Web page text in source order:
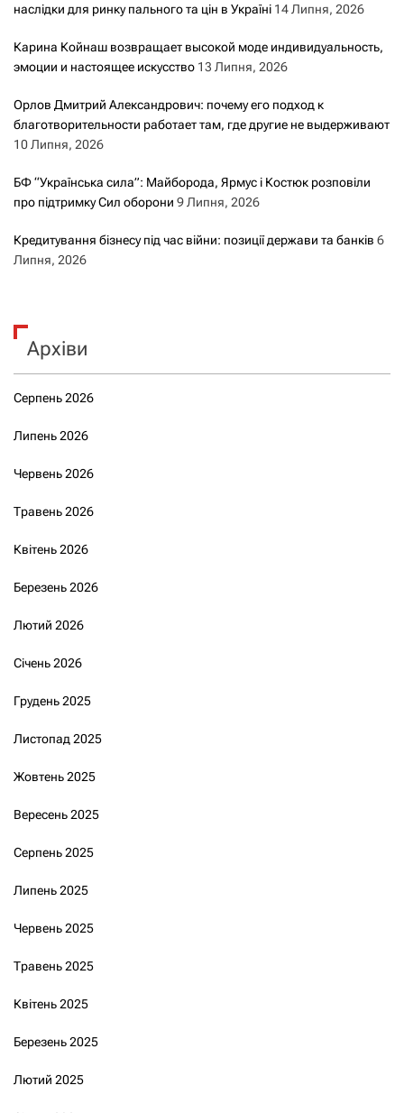
наслідки для ринку пального та цін в Україні 14 Липня, 2026
Карина Койнаш возвращает высокой моде индивидуальность,
эмоции и настоящее искусство 13 Липня, 2026
Орлов Дмитрий Александрович: почему его подход к
благотворительности работает там, где другие не выдерживают
10 Липня, 2026
БФ “Українська сила”: Майборода, Ярмус і Костюк розповіли
про підтримку Сил оборони 9 Липня, 2026
Кредитування бізнесу під час війни: позиції держави та банків 6
Липня, 2026
Архіви
Серпень 2026
Липень 2026
Червень 2026
Травень 2026
Квітень 2026
Березень 2026
Лютий 2026
Січень 2026
Грудень 2025
Листопад 2025
Жовтень 2025
Вересень 2025
Серпень 2025
Липень 2025
Червень 2025
Травень 2025
Квітень 2025
Березень 2025
Лютий 2025